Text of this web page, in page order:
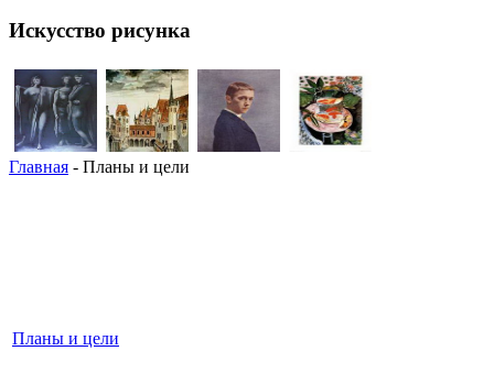
Искусство рисунка
Главная - Планы и цели
Планы и цели